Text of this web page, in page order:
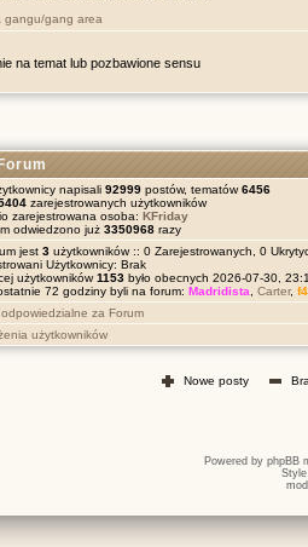
gangu/gang area
na temat lub pozbawione sensu
napisali 92999 postów, tematów6456
zarejestrowanych użytkowników
zarejestrowana osoba: KFriday
odwiedzono już 3350968 razy
jest 3 użytkowników :: 0 Zarejestrowanych, 0
Użytkownicy: Brak
użytkowników1153 było obecnych 2026-07-30,
72 godziny byli na forum: Madridista Carter,
za Forum
użytkowników
Nowe posty
Powered by phpBB